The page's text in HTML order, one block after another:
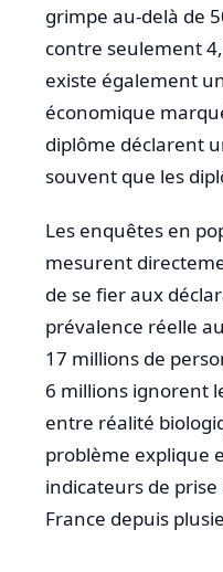
grimpe au-delà de
contre seulement
existe également
économique
diplôme déclarent
souvent que les
Les enquêtes en
mesurent
de se fier aux
prévalence réelle
17 millions de
6 millions ignorent
entre réalité
problème explique
indicateurs de
France depuis